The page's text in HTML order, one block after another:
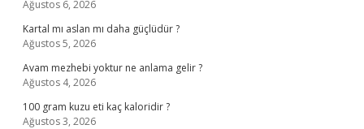
Ağustos 6, 2026
Kartal mı aslan mı daha güçlüdür ?
Ağustos 5, 2026
Avam mezhebi yoktur ne anlama gelir ?
Ağustos 4, 2026
100 gram kuzu eti kaç kaloridir ?
Ağustos 3, 2026